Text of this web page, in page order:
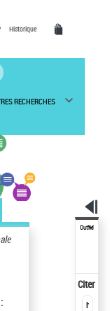
Historique
RECHERCHES
Outils
Citer